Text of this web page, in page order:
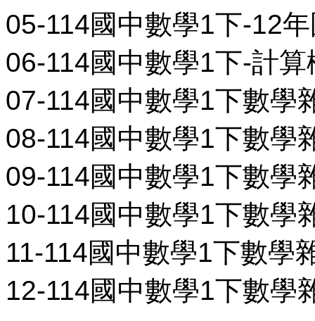
05-114國中數學1下-12
06-114國中數學1下-計
07-114國中數學1下數學
08-114國中數學1下數學
09-114國中數學1下數學
10-114國中數學1下數學
11-114國中數學1下數學
12-114國中數學1下數學